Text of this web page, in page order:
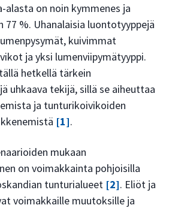
alasta on noin kymmenes ja
%. Uhanalaisia luontotyyppejä
kuivimmat
ja yksi lumenviipymätyyppi.
hetkellä tärkein
uhkaava tekijä, sillä se aiheuttaa
ja tunturikoivikoiden
[1].
mukaan
on voimakkainta pohjoisilla
tunturialueet [2]. Eliöt ja
voimakkaille muutoksille ja